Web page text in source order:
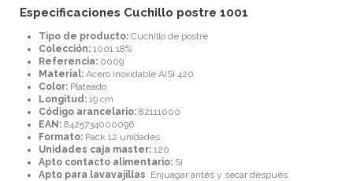
Especificaciones Cuchillo postre 1001
Tipo de producto: Cuchillo de postre
Colección: 1001 18%
Referencia: 0009
Material: Acero inoxidable AISI 420
Color: Plateado
Longitud: 19 cm
Código arancelario: 82111000
EAN: 8425734000096
Formato: Pack 12 unidades
Unidades caja master: 120
Apto contacto alimentario: Sí
Apto para lavavajillas: Enjuagar antes y secar después